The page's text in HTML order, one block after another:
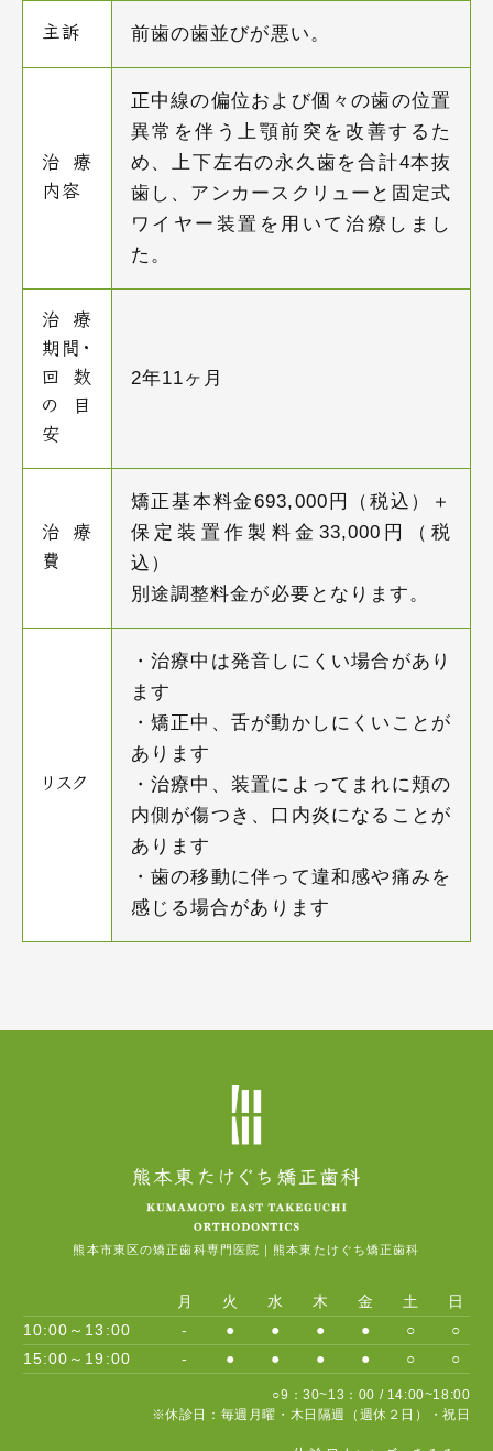
主訴 前歯の歯並びが悪い。
治療
内容
正中線の偏位および個々の歯の位置
異常を伴う上顎前突を改善するた
め、上下左右の永久歯を合計4本抜
歯し、アンカースクリューと固定式
ワイヤー装置を用いて治療しまし
た。
治療
期間・
回数
の目
安
2年11ヶ月
治療
費
矯正基本料金693,000円（税込）＋
保定装置作製料金33,000円（税
込）
別途調整料金が必要となります。
リスク
・治療中は発音しにくい場合があり
ます
・矯正中、舌が動かしにくいことが
あります
・治療中、装置によってまれに頬の
内側が傷つき、口内炎になることが
あります
・歯の移動に伴って違和感や痛みを
感じる場合があります
熊本市東区の矯正歯科専門医院｜熊本東たけぐち矯正歯科
月 火 水 木 金 土
日
10:00～13:00
- ● ● ● ● ○
○
15:00～19:00
- ● ● ● ● ○ ○
○9：30~13：00 / 14:00~18:00
※休診日：毎週月曜・木日隔週（週休２日）・祝日